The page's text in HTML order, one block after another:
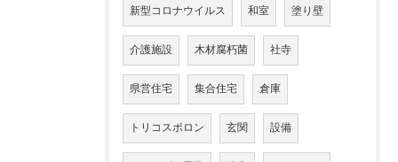
新型コロナウイルス 和室 塗り壁
介護施設 木材腐朽菌 社寺
県営住宅 集合住宅 倉庫
トリコスポロン 玄関 設備